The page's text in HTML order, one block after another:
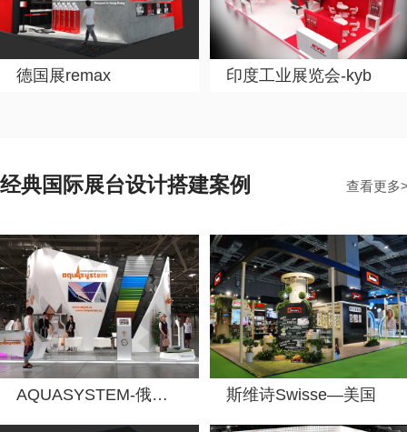
德国展remax 印度工业展览会-kyb
经典国际展台设计搭建案例 查看更多
AQUASYSTEM-俄罗斯 斯维诗Swisse—美国